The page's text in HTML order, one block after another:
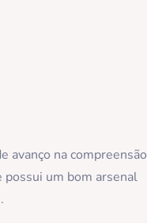
avanço na compreensão
possui um bom arsenal